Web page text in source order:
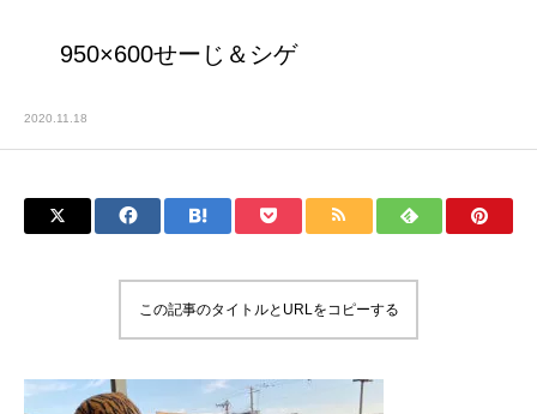
950×600せーじ＆シゲ
2020.11.18
この記事のタイトルとURLをコピーする